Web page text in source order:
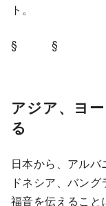
ト。
§ §
アジア、ヨ
る
日本から、アル
ドネシア、バン
福音を伝えること